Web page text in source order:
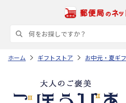
ホーム ギフトストア お中元・夏ギ